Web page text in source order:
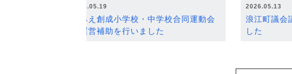
2026.05.19
なみえ創成小学校・中学校合同運動会
の運営補助を行いました
2026.05.13
浪江町議会
した